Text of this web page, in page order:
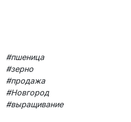
#пшеница
#зерно
#продажа
#Новгород
#выращивание